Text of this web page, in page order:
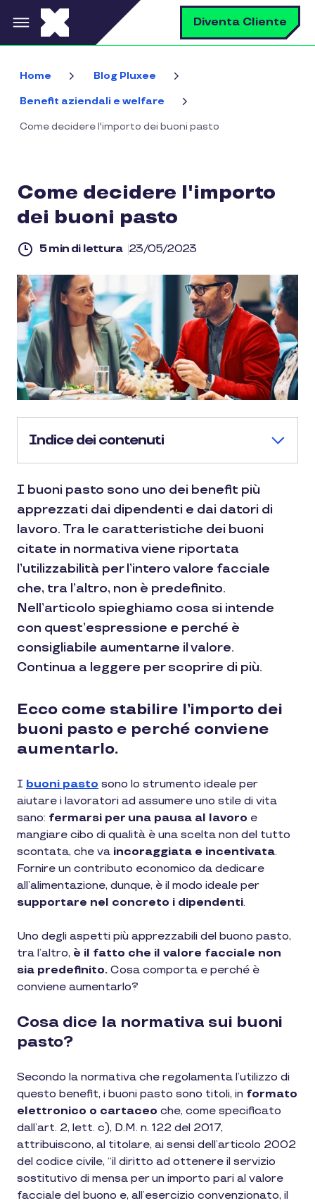
Salta al contenuto principale Diventa Cliente
Home Blog Pluxee
Benefit aziendali e welfare
Come decidere l'importo dei buoni pasto
Come decidere l'importo
dei buoni pasto
5 min di lettura 23/05/2023
Indice dei contenuti
I buoni pasto sono uno dei benefit più
apprezzati dai dipendenti e dai datori di
lavoro. Tra le caratteristiche dei buoni
citate in normativa viene riportata
l’utilizzabilità per l’intero valore facciale
che, tra l’altro, non è predefinito.
Nell’articolo spieghiamo cosa si intende
con quest’espressione e perché è
consigliabile aumentarne il valore.
Continua a leggere per scoprire di più.
Ecco come stabilire l’importo dei
buoni pasto e perché conviene
aumentarlo.
I buoni pasto sono lo strumento ideale per
aiutare i lavoratori ad assumere uno stile di vita
sano: fermarsi per una pausa al lavoro e
mangiare cibo di qualità è una scelta non del tutto
scontata, che va incoraggiata e incentivata.
Fornire un contributo economico da dedicare
all’alimentazione, dunque, è il modo ideale per
supportare nel concreto i dipendenti.
Uno degli aspetti più apprezzabili del buono pasto,
tra l’altro, è il fatto che il valore facciale non
sia predefinito. Cosa comporta e perché è
conviene aumentarlo?
Cosa dice la normativa sui buoni
pasto?
Secondo la normativa che regolamenta l’utilizzo di
questo benefit, i buoni pasto sono titoli, in formato
elettronico o cartaceo che, come specificato
dall’art. 2, lett. c), D.M. n. 122 del 2017,
attribuiscono, al titolare, ai sensi dell’articolo 2002
del codice civile, “il diritto ad ottenere il servizio
sostitutivo di mensa per un importo pari al valore
facciale del buono e, all’esercizio convenzionato, il